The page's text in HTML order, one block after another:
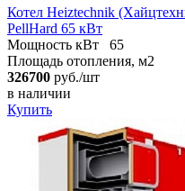
Котел Heiztechnik
PellHard 65 кВт
Мощность кВт
65
Площадь отопления, м2
326700 руб./шт
в наличии
Купить